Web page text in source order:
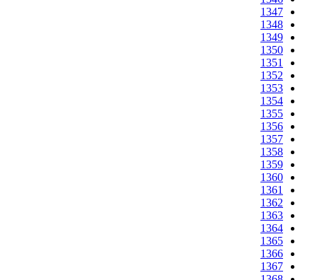
1347
1348
1349
1350
1351
1352
1353
1354
1355
1356
1357
1358
1359
1360
1361
1362
1363
1364
1365
1366
1367